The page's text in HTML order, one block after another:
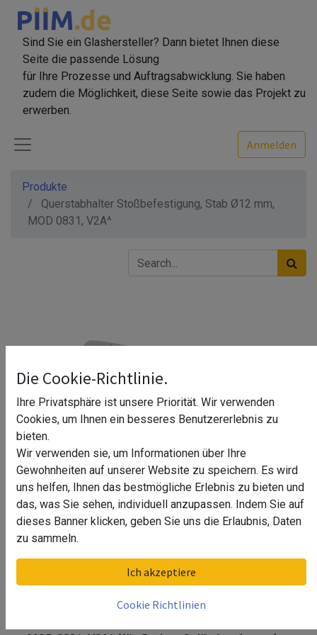
Sind Sie ein Glashersteller? Dann bietet Ihnen diese
Seite die passende Lösung
für Ihre Prozesse und Auftragsabwicklung. Sie haben
zudem die Möglichkeit, diese Seite sowie das Projekt zu
erwerben.
Anmelden
Produkte
Querstabhalter Stoßbefestigung, Stab Ø12 mm,
MOD 0831, V2A^
Querstabhalter Stoßbefestigung,
Stab Ø12 mm, MOD 0831, V2A^
Die Cookie-Richtlinie.
Ihre Privatsphäre ist unsere Priorität. Wir verwenden
Cookies, um Ihnen ein besseres Benutzererlebnis zu
bieten.
Wir verwenden sie, um Informationen über Ihre
Gewohnheiten auf unserer Website zu speichern. Es wird
uns helfen, Ihnen das bestmögliche Erlebnis zu bieten und
das, was Sie sehen, individuell anzupassen. Indem Sie auf
dieses Banner klicken, geben Sie uns die Erlaubnis, Daten
zu sammeln.
Ich akzeptiere
Cookie Richtlinien